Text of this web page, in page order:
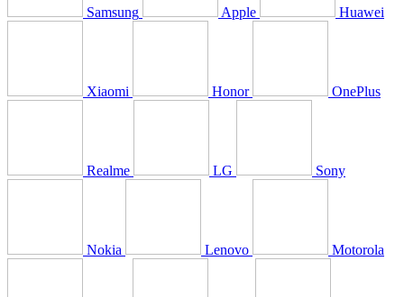
Samsung Apple Huawei
Xiaomi Honor OnePlus
Realme LG Sony
Nokia Lenovo Motorola